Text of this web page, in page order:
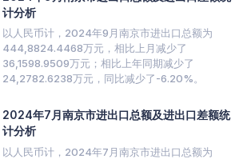
计分析
以人民币计，2024年9月南京市进出口总额为
444,8824.4468万元，相比上月减少了
36,1598.9509万元；相比上年同期减少了
24,2782.6238万元，同比减少了-6.20%。
2024年7月南京市进出口总额及进出口差额统
计分析
以人民币计，2024年7月南京市进出口总额为